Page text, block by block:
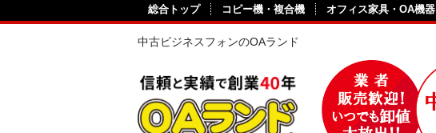
総合トップ コピー機・複合機 オフィス家具・OA機器
中古ビジネスフォンのOAランド